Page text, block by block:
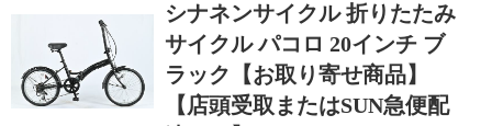
シナネンサイクル 折りたたみ
サイクル パコロ 20インチ ブ
ラック【お取り寄せ商品】
【店頭受取またはSUN急便配